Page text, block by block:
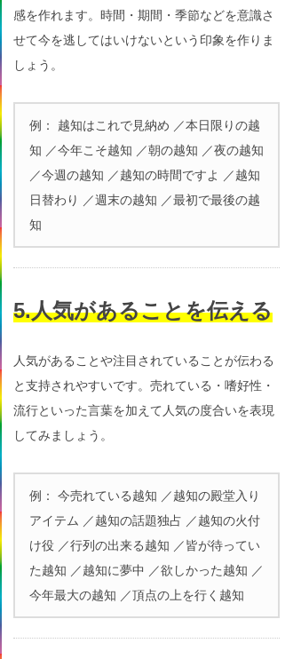
感を作れます。時間・期間・季節などを意識さ
せて今を逃してはいけないという印象を作りま
しょう。
例： 越知はこれで見納め ／本日限りの越
知 ／今年こそ越知 ／朝の越知 ／夜の越知
／今週の越知 ／越知の時間ですよ ／越知
日替わり ／週末の越知 ／最初で最後の越
知
5.人気があることを伝える
人気があることや注目されていることが伝わる
と支持されやすいです。売れている・嗜好性・
流行といった言葉を加えて人気の度合いを表現
してみましょう。
例： 今売れている越知 ／越知の殿堂入り
アイテム ／越知の話題独占 ／越知の火付
け役 ／行列の出来る越知 ／皆が待ってい
た越知 ／越知に夢中 ／欲しかった越知 ／
今年最大の越知 ／頂点の上を行く越知